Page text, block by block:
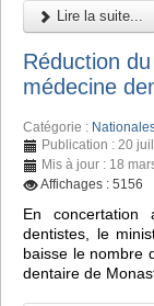
Lire la suite...
Réduction
médecine
Catégorie :
Publication : 20
Mis à jour : 18
Affichages : 5156
En
dentistes, le
baisse le nombre
dentaire de